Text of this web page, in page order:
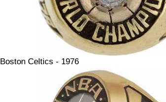
Boston Celtics - 1976